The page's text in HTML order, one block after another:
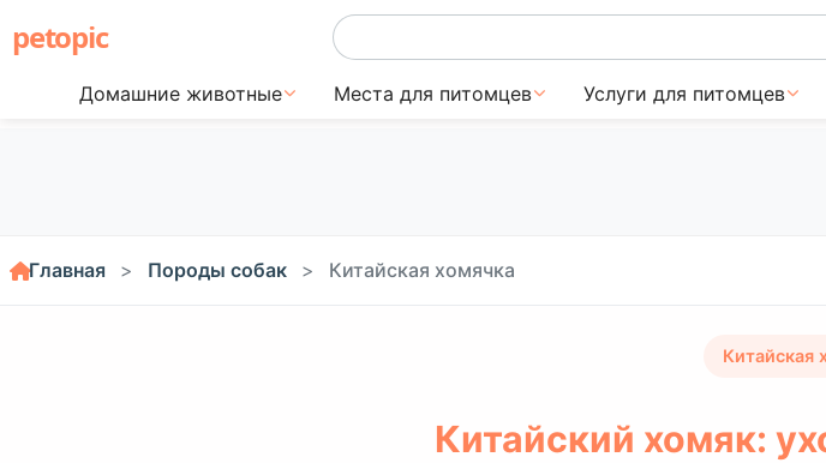
petopic
Домашние животные Места для питомцев Услуги для питомцев
Главная Породы собак Китайская хомячка
Китайская
Китайский хомяк: